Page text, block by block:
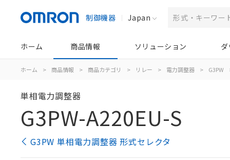
制御機器 Japan
ホーム 商品情報 ソリューション
ホーム > 商品情報 > 商品カテゴリ > リレー > 電力調整器 > G3PW
単相電力調整器
G3PW-A220EU-S
G3PW 単相電力調整器 形式セレクタ